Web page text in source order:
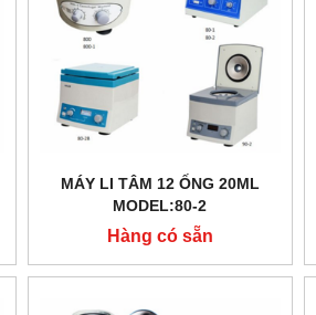
MÁY LI TÂM 12 ỐNG 20ML
MODEL:80-2
Hàng có sẵn